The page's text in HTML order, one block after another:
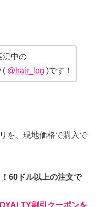
況中の
( @hair_log )です！
を、現地価格で購入で
60ドル以上の注文で
割引クーポンを